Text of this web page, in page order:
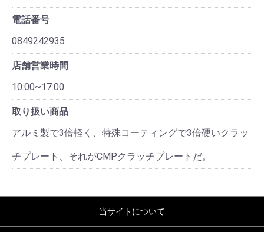
電話番号
0849242935
店舗営業時間
10:00~17:00
取り扱い商品
アルミ製で3倍軽く、特殊コーティングで3倍硬いクラッ
チプレート、それがCMPクラッチプレートだ。
当サイトについて